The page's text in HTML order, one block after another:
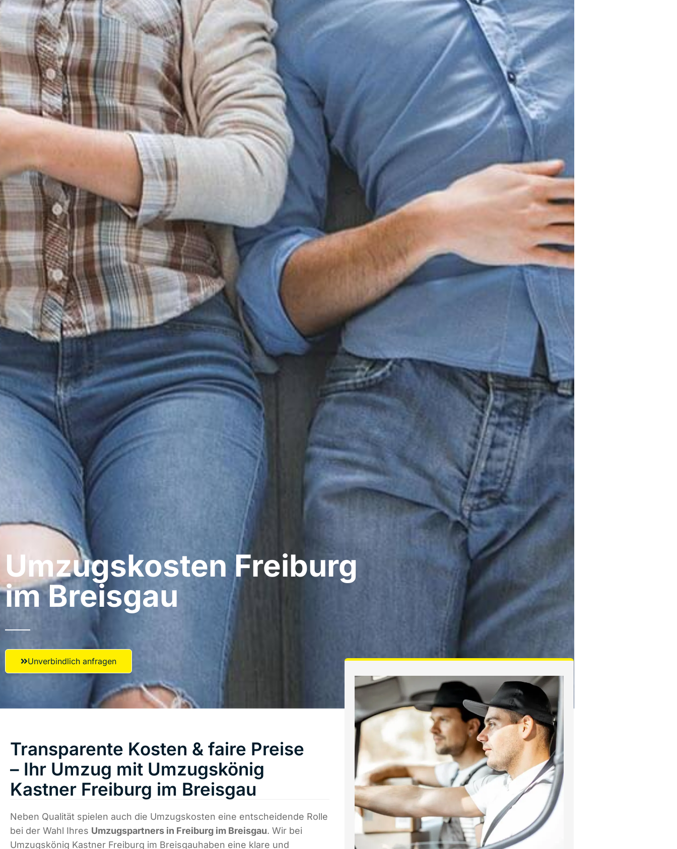
Umzugskosten Freiburg
im Breisgau
Unverbindlich anfragen
Transparente Kosten & faire Preise
– Ihr Umzug mit Umzugskönig
Kastner Freiburg im Breisgau
Neben Qualität spielen auch die Umzugskosten eine entscheidende Rolle
bei der Wahl Ihres Umzugspartners in Freiburg im Breisgau. Wir bei
Umzugskönig Kastner Freiburg im Breisgauhaben eine klare und